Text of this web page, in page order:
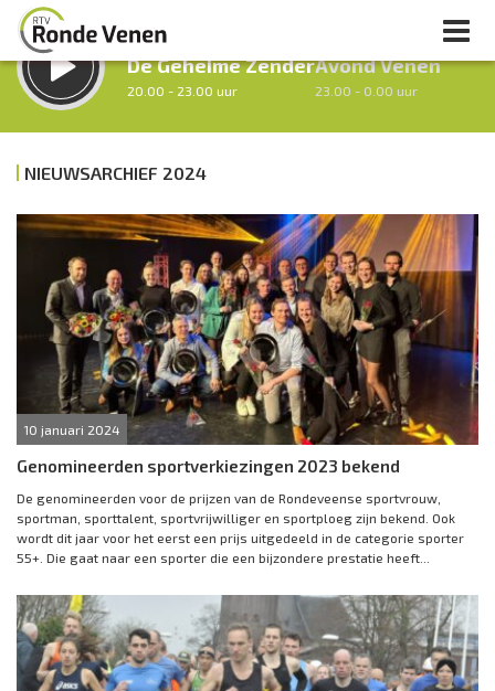
LUISTER LIVE:
De Geheime Zender
20.00 - 23.00 uur
Avond Venen
23.00 - 0.00 uur
Vorig uur Volgend uur
Inklappen
NIEUWSARCHIEF 2024
10 januari 2024
Genomineerden sportverkiezingen 2023 bekend
De genomineerden voor de prijzen van de Rondeveense sportvrouw,
sportman, sporttalent, sportvrijwilliger en sportploeg zijn bekend. Ook
wordt dit jaar voor het eerst een prijs uitgedeeld in de categorie sporter
55+. Die gaat naar een sporter die een bijzondere prestatie heeft...